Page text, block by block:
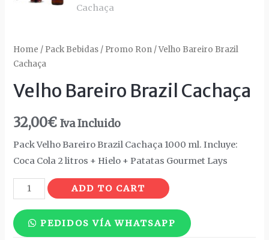
Home / Pack Bebidas / Promo Ron / Velho Bareiro Brazil
Cachaça
Velho Bareiro Brazil Cachaça
32,00€ Iva Incluido
Pack Velho Bareiro Brazil Cachaça 1000 ml. Incluye:
Coca Cola 2 litros + Hielo + Patatas Gourmet Lays
Velho
Bareiro
Brazil
Cachaça
ADD TO CART
PEDIDOS VÍA WHATSAPP